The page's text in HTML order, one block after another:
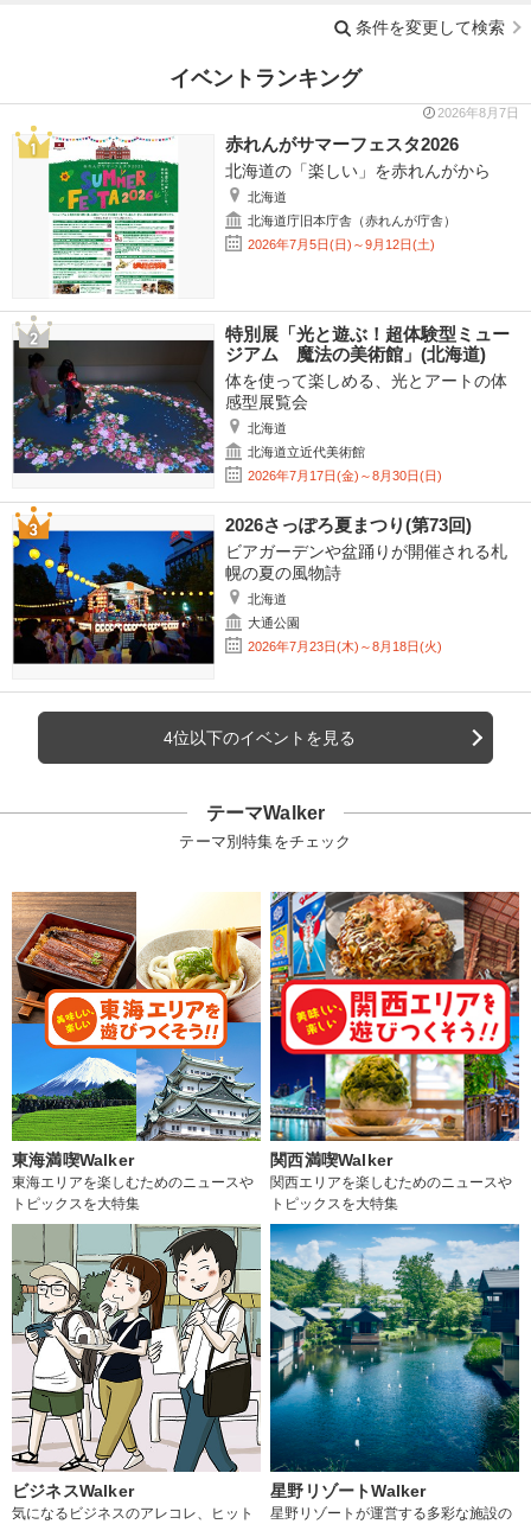
条件を変更して検索
イベントランキング
2026年8月7日
赤れんがサマーフェスタ2026
北海道の「楽しい」を赤れんがから
北海道
北海道庁旧本庁舎（赤れんが庁舎）
2026年7月5日(日)～9月12日(土)
特別展「光と遊ぶ！超体験型ミュー
ジアム 魔法の美術館」(北海道)
体を使って楽しめる、光とアートの体
感型展覧会
北海道
北海道立近代美術館
2026年7月17日(金)～8月30日(日)
2026さっぽろ夏まつり(第73回)
ビアガーデンや盆踊りが開催される札
幌の夏の風物詩
北海道
大通公園
2026年7月23日(木)～8月18日(火)
4位以下のイベントを見る
テーマWalker
テーマ別特集をチェック
東海満喫Walker
東海エリアを楽しむためのニュースや
トピックスを大特集
関西満喫Walker
関西エリアを楽しむためのニュースや
トピックスを大特集
ビジネスWalker
気になるビジネスのアレコレ、ヒット
星野リゾートWalker
星野リゾートが運営する多彩な施設の